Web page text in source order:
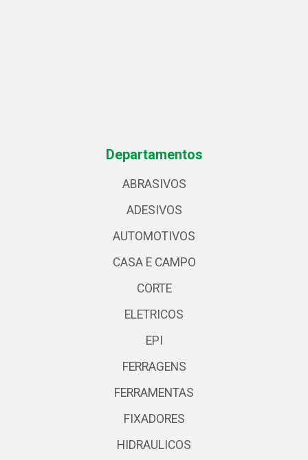
Departamentos
ABRASIVOS
ADESIVOS
AUTOMOTIVOS
CASA E CAMPO
CORTE
ELETRICOS
EPI
FERRAGENS
FERRAMENTAS
FIXADORES
HIDRAULICOS